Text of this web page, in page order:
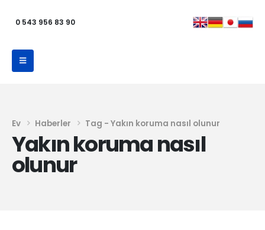
0 543 956 83 90
Ev Haberler Tag - Yakın koruma nasıl olunur
Yakın koruma nasıl
olunur